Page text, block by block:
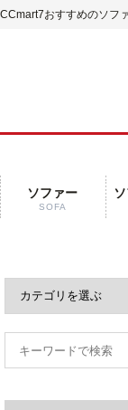
CCmart7おすすめのソフ
ソファー
SOFA